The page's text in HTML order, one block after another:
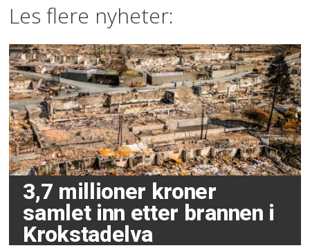
Les flere nyheter:
3,7 millioner kroner
samlet inn etter brannen i
Krokstadelva